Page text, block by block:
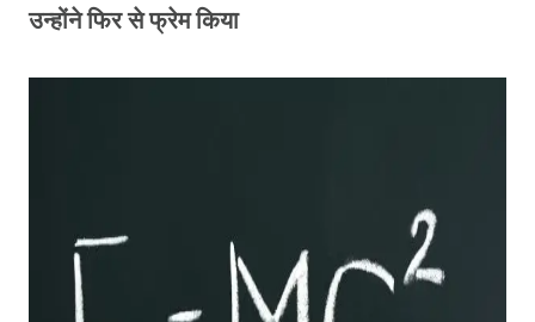
उन्होंने फिर से फ्रेम किया